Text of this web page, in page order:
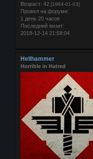
Возраст: 42 [1984-01-03]
Провел на форуме:
1 день 20 часов
Последний визит:
2018-12-14 21:58:04
Hellhammer
Horrible in Hatred